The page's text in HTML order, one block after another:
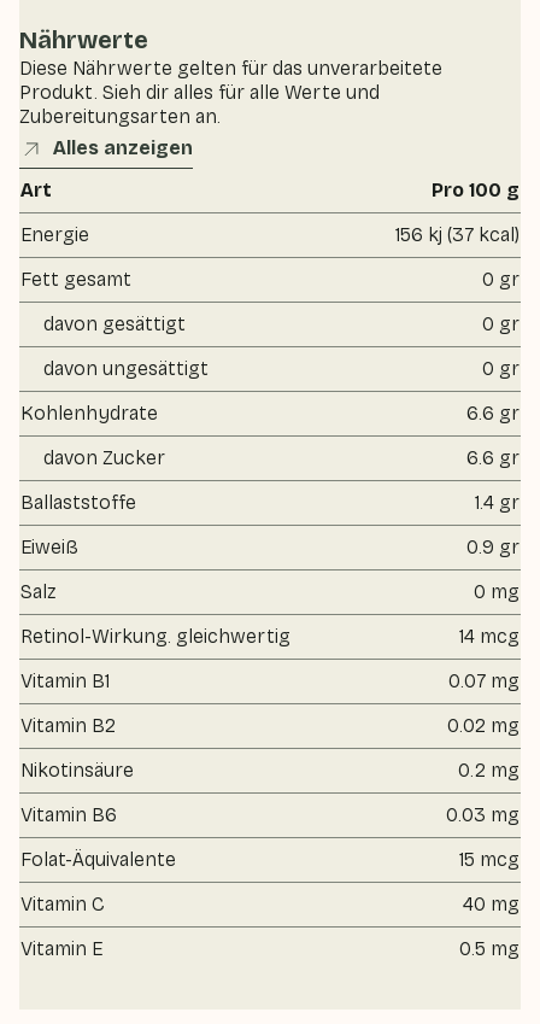
Nährwerte
Diese Nährwerte gelten für das unverarbeitete
Produkt. Sieh dir alles für alle Werte und
Zubereitungsarten an.
Alles anzeigen
Art
Pro 100 g
Energie
156 kj (37 kcal)
Fett gesamt
0 gr
davon gesättigt
0 gr
davon ungesättigt
0 gr
Kohlenhydrate
6.6 gr
davon Zucker
6.6 gr
Ballaststoffe
1.4 gr
Eiweiß
0.9 gr
Salz
0 mg
Retinol-Wirkung. gleichwertig
14 mcg
Vitamin B1
0.07 mg
Vitamin B2
0.02 mg
Nikotinsäure
0.2 mg
Vitamin B6
0.03 mg
Folat-Äquivalente
15 mcg
Vitamin C
40 mg
Vitamin E
0.5 mg